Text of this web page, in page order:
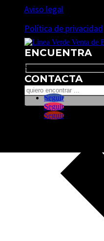
Aviso legal
Política de privacidad
ENCUENTRA
Search
CONTACTA
Seguir
Seguir
Seguir